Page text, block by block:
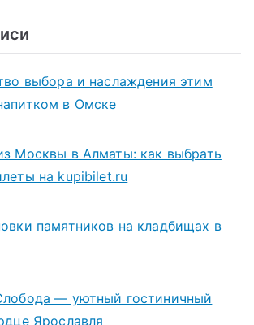
выбора и наслаждения этим
в Омске
Москвы в Алматы: как выбрать
на kupibilet.ru
памятников на кладбищах в
— уютный гостиничный
Ярославля